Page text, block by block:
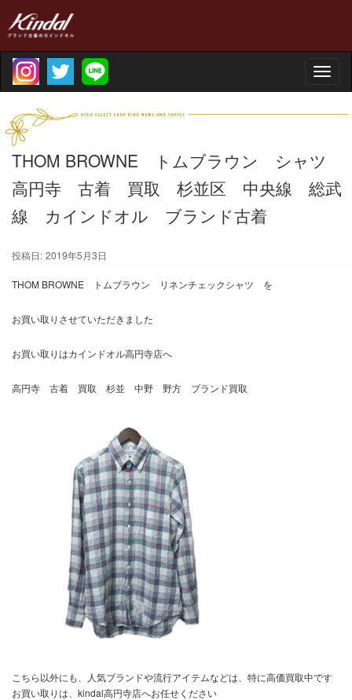
Toggle
THOM BROWNE トムブラウン シャツ
高円寺 古着 買取 杉並区 中央線 総武
線 カインドオル ブランド古着
投稿日: 2019年5月3日
THOM BROWNE トムブラウン リネンチェックシャツ を
お買い取りさせていただきました
お買い取りはカインドオル高円寺店へ
高円寺 古着 買取 杉並 中野 野方 ブランド買取
こちら以外にも、人気ブランドや流行アイテムなどは、特に高価買取中です
お買い取りは、kindal高円寺店へお任せください